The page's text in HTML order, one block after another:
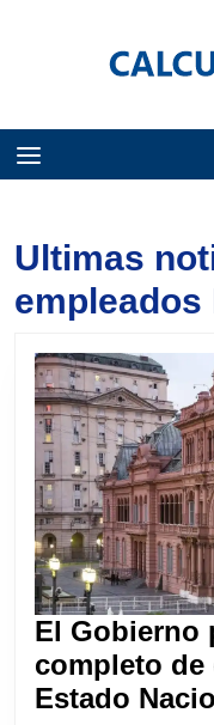
Ultimas
empleados
El Gobierno
completo de
Estado